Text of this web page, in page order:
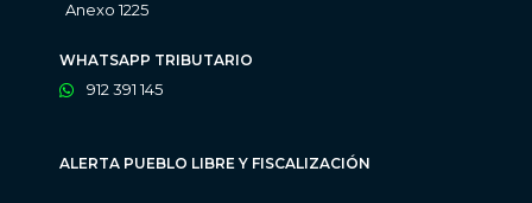
Anexo 1225
WHATSAPP TRIBUTARIO
912 391 145
ALERTA PUEBLO LIBRE Y FISCALIZACIÓN